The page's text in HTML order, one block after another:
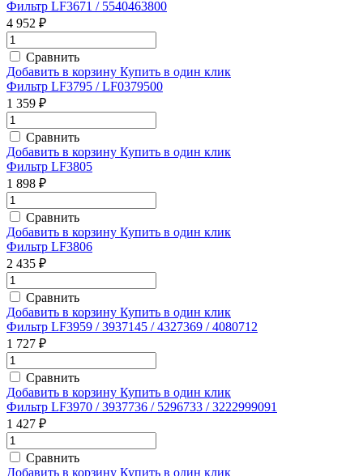
Фильтр LF3671 / 5540463800
4 952 ₽
Сравнить
Добавить в корзину Купить в один клик
Фильтр LF3795 / LF0379500
1 359 ₽
Сравнить
Добавить в корзину Купить в один клик
Фильтр LF3805
1 898 ₽
Сравнить
Добавить в корзину Купить в один клик
Фильтр LF3806
2 435 ₽
Сравнить
Добавить в корзину Купить в один клик
Фильтр LF3959 / 3937145 / 4327369 / 4080712
1 727 ₽
Сравнить
Добавить в корзину Купить в один клик
Фильтр LF3970 / 3937736 / 5296733 / 3222999091
1 427 ₽
Сравнить
Добавить в корзину Купить в один клик